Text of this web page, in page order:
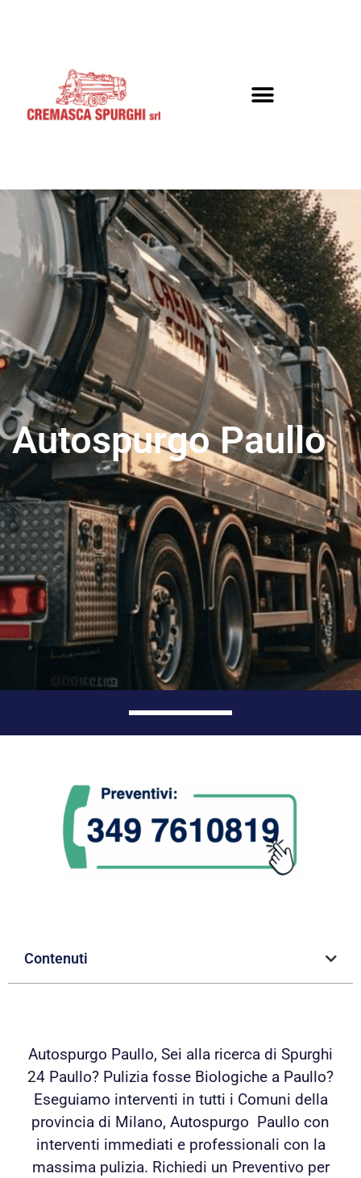
Autospurgo Paullo
Contenuti
Autospurgo Paullo, Sei alla ricerca di Spurghi
24 Paullo? Pulizia fosse Biologiche a Paullo?
Eseguiamo interventi in tutti i Comuni della
provincia di Milano, Autospurgo Paullo con
interventi immediati e professionali con la
massima pulizia. Richiedi un Preventivo per